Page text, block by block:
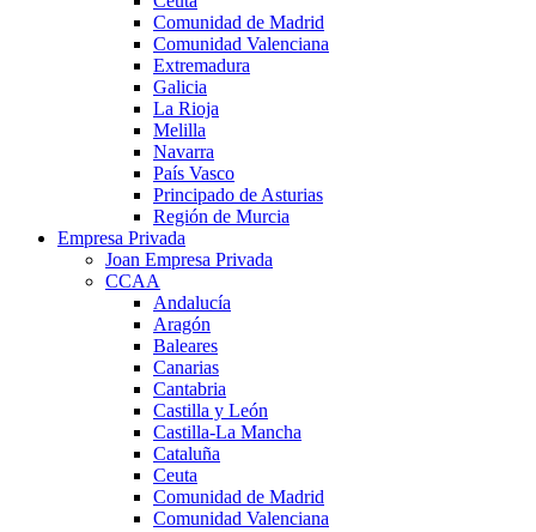
Comunidad de Madrid
Comunidad Valenciana
Extremadura
Galicia
La Rioja
Melilla
Navarra
País Vasco
Principado de Asturias
Región de Murcia
Empresa Privada
Joan Empresa Privada
CCAA
Andalucía
Aragón
Baleares
Canarias
Cantabria
Castilla y León
Castilla-La Mancha
Cataluña
Ceuta
Comunidad de Madrid
Comunidad Valenciana